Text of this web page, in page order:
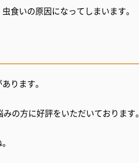
食いの原因になってしまいます。
ります。
の方に好評をいただいております。